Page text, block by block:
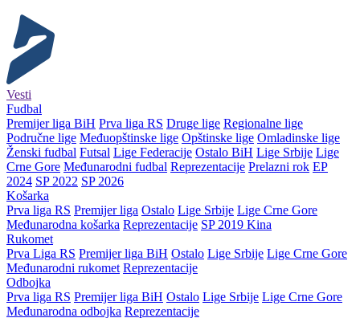
Vesti
Fudbal
Premijer liga BiH Prva liga RS Druge lige Regionalne lige
Područne lige Međuopštinske lige Opštinske lige Omladinske lige
Ženski fudbal Futsal Lige Federacije Ostalo BiH Lige Srbije Lige
Crne Gore Međunarodni fudbal Reprezentacije Prelazni rok EP
2024 SP 2022 SP 2026
Košarka
Prva liga RS Premijer liga Ostalo Lige Srbije Lige Crne Gore
Međunarodna košarka Reprezentacije SP 2019 Kina
Rukomet
Prva Liga RS Premijer liga BiH Ostalo Lige Srbije Lige Crne Gore
Međunarodni rukomet Reprezentacije
Odbojka
Prva liga RS Premijer liga BiH Ostalo Lige Srbije Lige Crne Gore
Međunarodna odbojka Reprezentacije